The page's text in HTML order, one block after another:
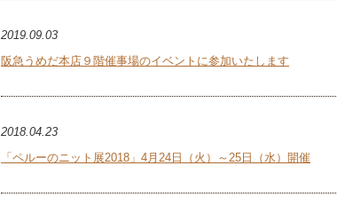
2019.09.03
阪急うめだ本店９階催事場のイベントに参加いたします
2018.04.23
「ペルーのニット展2018」4月24日（火）～25日（水）開催